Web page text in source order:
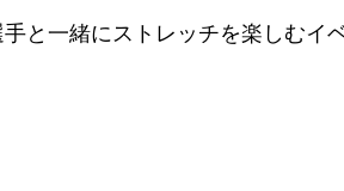
と一緒にストレッチを楽しむイ